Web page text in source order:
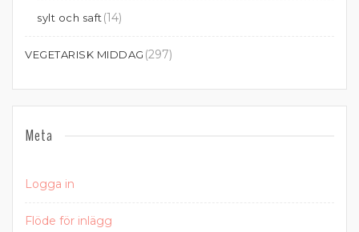
sylt och saft (14)
VEGETARISK MIDDAG (297)
Meta
Logga in
Flöde för inlägg